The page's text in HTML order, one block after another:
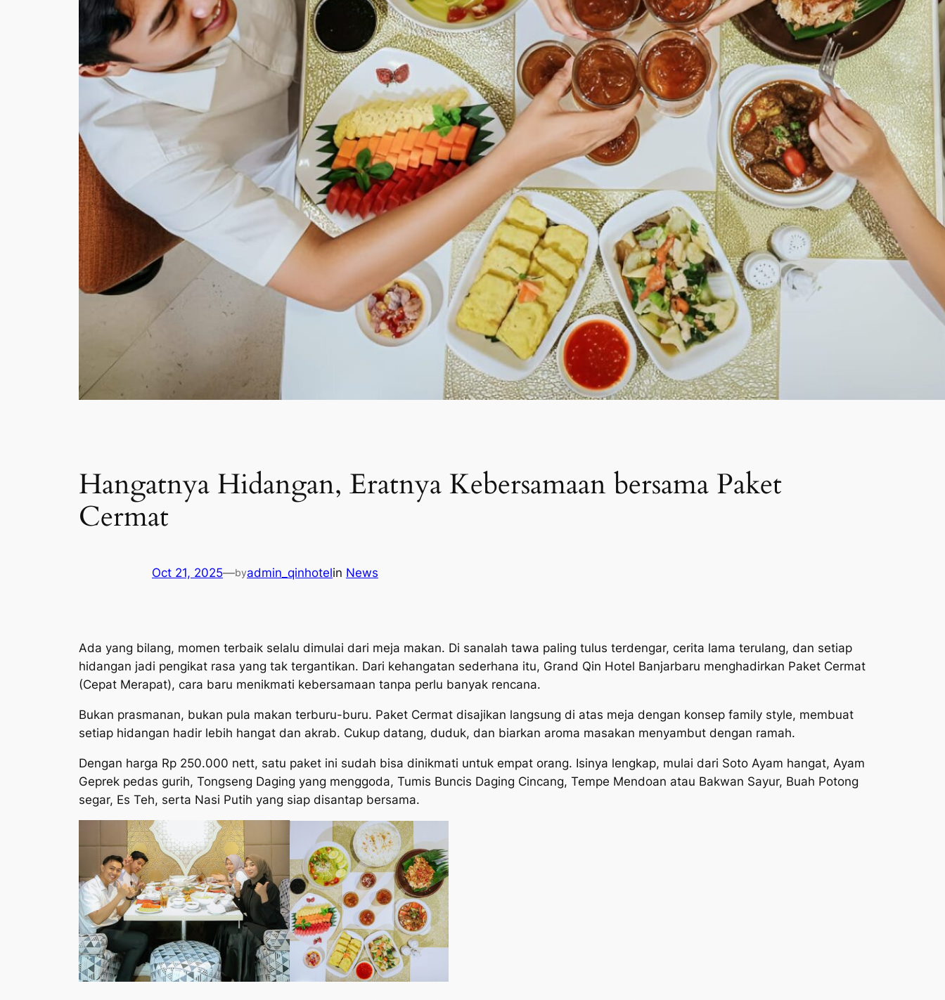
Hangatnya Hidangan, Eratnya Kebersamaan bersama Paket
Cermat
Oct 21, 2025—byadmin_qinhotelin News
Ada yang bilang, momen terbaik selalu dimulai dari meja makan. Di sanalah tawa paling tulus terdengar, cerita lama terulang, dan setiap
hidangan jadi pengikat rasa yang tak tergantikan. Dari kehangatan sederhana itu, Grand Qin Hotel Banjarbaru menghadirkan Paket Cermat
(Cepat Merapat), cara baru menikmati kebersamaan tanpa perlu banyak rencana.
Bukan prasmanan, bukan pula makan terburu-buru. Paket Cermat disajikan langsung di atas meja dengan konsep family style, membuat
setiap hidangan hadir lebih hangat dan akrab. Cukup datang, duduk, dan biarkan aroma masakan menyambut dengan ramah.
Dengan harga Rp 250.000 nett, satu paket ini sudah bisa dinikmati untuk empat orang. Isinya lengkap, mulai dari Soto Ayam hangat, Ayam
Geprek pedas gurih, Tongseng Daging yang menggoda, Tumis Buncis Daging Cincang, Tempe Mendoan atau Bakwan Sayur, Buah Potong
segar, Es Teh, serta Nasi Putih yang siap disantap bersama.